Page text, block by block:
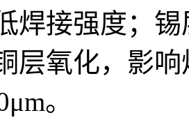
焊接强度；
层氧化，影
。